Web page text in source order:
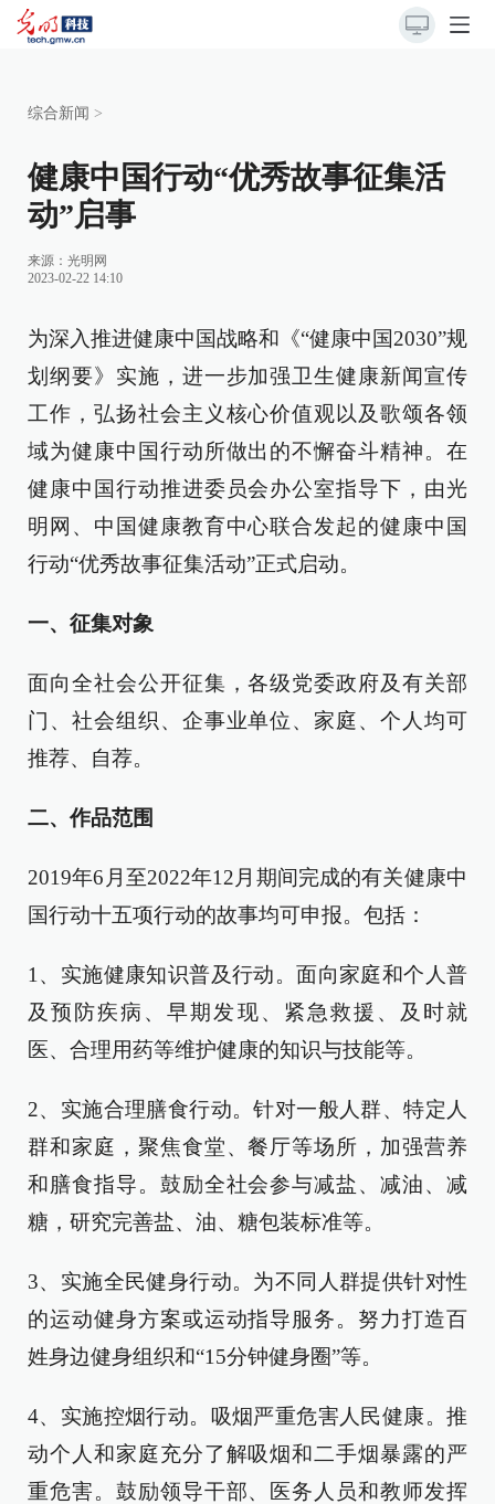
综合新闻 >
健康中国行动“优秀故事征集活
动”启事
来源： 光明网
2023-02-22 14:10
为深入推进健康中国战略和《“健康中国2030”规
划纲要》实施，进一步加强卫生健康新闻宣传
工作，弘扬社会主义核心价值观以及歌颂各领
域为健康中国行动所做出的不懈奋斗精神。在
健康中国行动推进委员会办公室指导下，由光
明网、中国健康教育中心联合发起的健康中国
行动“优秀故事征集活动”正式启动。
一、征集对象
面向全社会公开征集，各级党委政府及有关部
门、社会组织、企事业单位、家庭、个人均可
推荐、自荐。
二、作品范围
2019年6月至2022年12月期间完成的有关健康中
国行动十五项行动的故事均可申报。包括：
1、实施健康知识普及行动。面向家庭和个人普
及预防疾病、早期发现、紧急救援、及时就
医、合理用药等维护健康的知识与技能等。
2、实施合理膳食行动。针对一般人群、特定人
群和家庭，聚焦食堂、餐厅等场所，加强营养
和膳食指导。鼓励全社会参与减盐、减油、减
糖，研究完善盐、油、糖包装标准等。
3、实施全民健身行动。为不同人群提供针对性
的运动健身方案或运动指导服务。努力打造百
姓身边健身组织和“15分钟健身圈”等。
4、实施控烟行动。吸烟严重危害人民健康。推
动个人和家庭充分了解吸烟和二手烟暴露的严
重危害。鼓励领导干部、医务人员和教师发挥